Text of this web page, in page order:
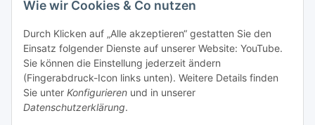
Wie wir Cookies & Co nutzen
Durch Klicken auf „Alle akzeptieren“ gestatten Sie den
Einsatz folgender Dienste auf unserer Website: YouTube.
Sie können die Einstellung jederzeit ändern
(Fingerabdruck-Icon links unten). Weitere Details finden
Sie unter Konfigurieren und in unserer
Datenschutzerklärung.
Informationen
Gesetzliche Informationen
Widerrufsbutton
* Alle Preise inkl. gesetzlicher USt., zzgl.